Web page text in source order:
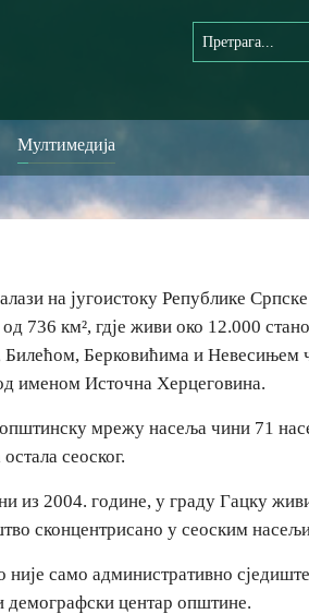
Мултимедија
на југоистоку Републике
736 км², гдје живи око 12.000
Берковићима и Невесињем
именом Источна Херцеговина.
мрежу насеља чини 71
сеоског.
из 2004. године, у граду Гацку
сконцентрисано у сеоским
није само административно
демографски центар општине.